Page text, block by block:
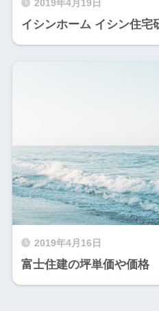
2019年4月19日
イシンホーム イシン住宅
2019年4月16日
富士住建の坪単価や価格